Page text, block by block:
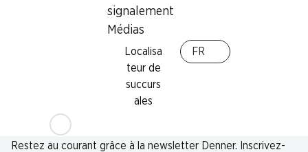
signalement
Médias
Localisa
teur de
succurs
ales
FR
Newsletter
Restez au courant grâce à la newsletter Denner. Inscrivez-